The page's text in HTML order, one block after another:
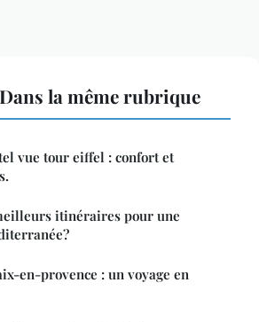
la même rubrique
vue tour eiffel : confort et
itinéraires pour une
en-provence : un voyage en